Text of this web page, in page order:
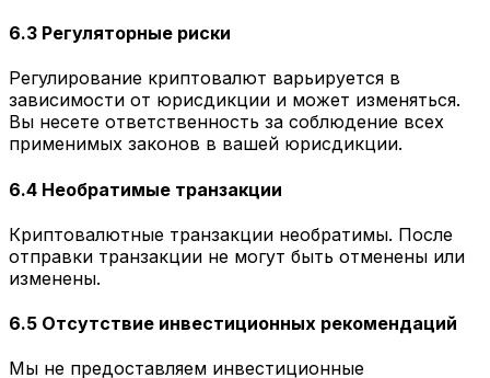
6.3 Регуляторные риски
Регулирование криптовалют варьируется в
зависимости от юрисдикции и может изменяться.
Вы несете ответственность за соблюдение всех
применимых законов в вашей юрисдикции.
6.4 Необратимые транзакции
Криптовалютные транзакции необратимы. После
отправки транзакции не могут быть отменены или
изменены.
6.5 Отсутствие инвестиционных рекомендаций
Мы не предоставляем инвестиционные